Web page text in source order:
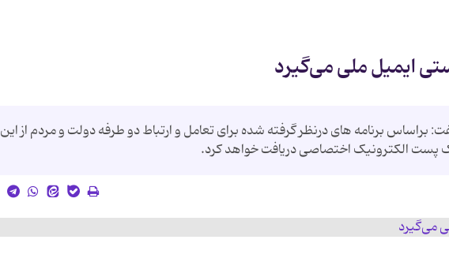
ایمیل ملی می‌گیرد
براساس برنامه های درنظر گرفته شده برای تعامل و ارتباط دو طرفه دولت و مردم از این
پست الکترونیک اختصاصی دریافت خواهد کرد.